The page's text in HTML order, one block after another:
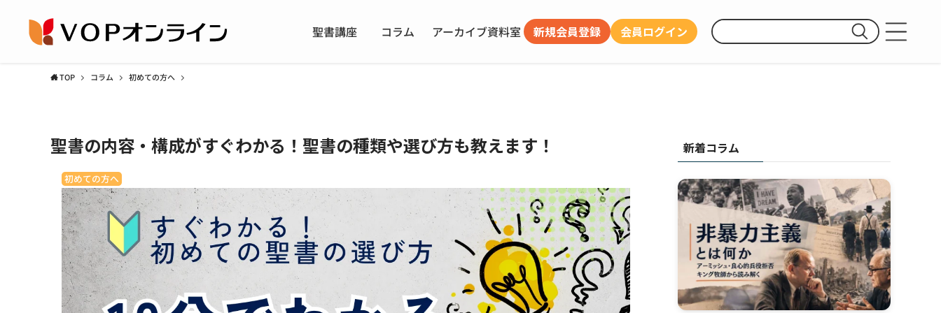
プライバシーポリシー
聖書講座 コラム アーカイブ資料室 新規会員登録 会員ログイン
TOP コラム 初めての方へ
聖書の内容・構成がすぐわかる！聖書の種類や選び方も教えます！
初めての方へ
新着コラム